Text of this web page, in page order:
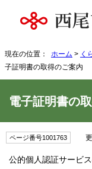
現在の位置： ホーム > く
子証明書の取得のご案内
電子証明書の
ページ番号1001763 更
公的個人認証サービ